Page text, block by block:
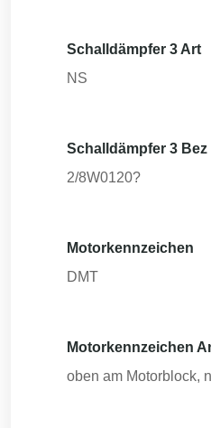
Schalldämpfer 3 Art
NS
Schalldämpfer 3 Bez
2/8W0120?
Motorkennzeichen
DMT
Motorkennzeichen
oben am Motorblock,